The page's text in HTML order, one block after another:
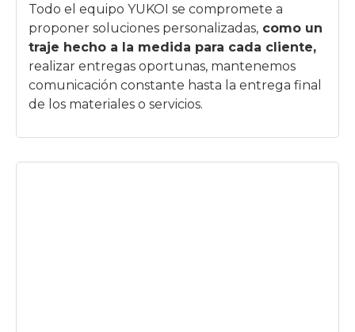
Todo el equipo YUKOI se compromete a
proponer soluciones personalizadas, como un
traje hecho a la medida para cada cliente,
realizar entregas oportunas, mantenemos
comunicación constante hasta la entrega final
de los materiales o servicios.